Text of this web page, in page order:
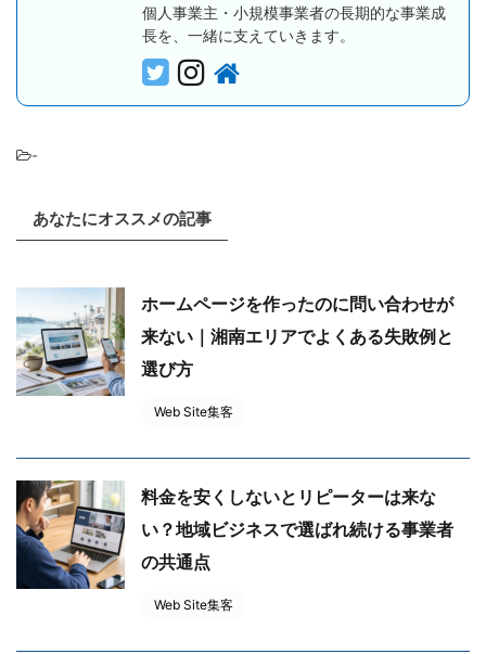
個人事業主・小規模事業者の長期的な事業成
長を、一緒に支えていきます。
-
あなたにオススメの記事
ホームページを作ったのに問い合わせが
来ない｜湘南エリアでよくある失敗例と
選び方
Web Site集客
料金を安くしないとリピーターは来な
い？地域ビジネスで選ばれ続ける事業者
の共通点
Web Site集客